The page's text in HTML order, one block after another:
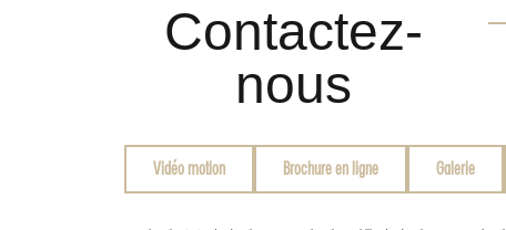
Contactez-
nous
Vidéo motion Brochure en ligne Galerie